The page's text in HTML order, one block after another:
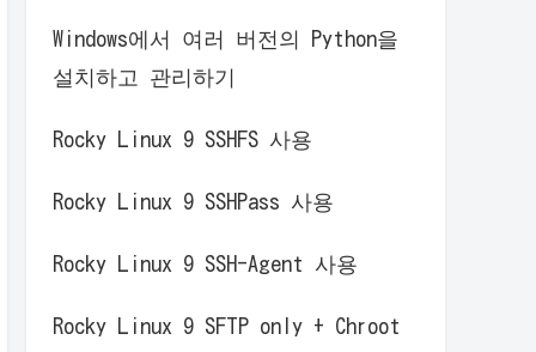
Windows에서 여러 버전의 Python을
설치하고 관리하기
Rocky Linux 9 SSHFS 사용
Rocky Linux 9 SSHPass 사용
Rocky Linux 9 SSH-Agent 사용
Rocky Linux 9 SFTP only + Chroot